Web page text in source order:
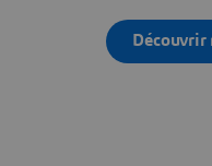
Découvrir